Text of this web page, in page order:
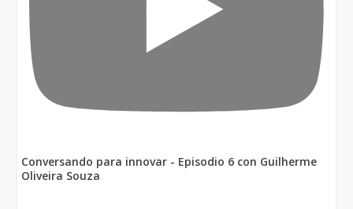
Conversando para innovar - Episodio 6 con Guilherme
Oliveira Souza